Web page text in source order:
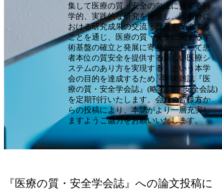
集して医療の質・安全の向上に資する科
学的、実践的な研究を推進し、国内外に
おける研究成果の交流・普及を促進する
ことを通じ、医療の質・安全に関する学
術基盤の確立と発展に寄与し、もって患
者本位の質安全を提供する新しい医療シ
ステムのあり方を実現する」という本学
会の目的を達成するため、学術雑誌『医
療の質・安全学会誌』(略名:質・安全会誌)
を定期刊行いたします。会員の皆様方か
らの投稿により、本誌がより一層充実し
ますようご協力をお願いいたします。
『医療の質・安全学会誌』への論文投稿に